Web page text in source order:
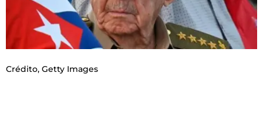
Crédito, Getty Images